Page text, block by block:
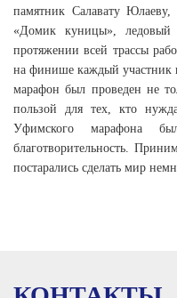
памятник Салавату
«Домик куницы»,
протяжении всей трассы
на финише каждый участник
марафон был проведен не
пользой для тех, кто
Уфимского марафона
благотворительность.
постарались сделать мир